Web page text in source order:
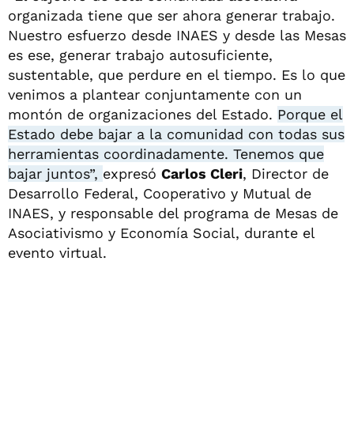
organizada tiene que ser ahora generar trabajo.
Nuestro esfuerzo desde INAES y desde las Mesas
es ese, generar trabajo autosuficiente,
sustentable, que perdure en el tiempo. Es lo que
venimos a plantear conjuntamente con un
montón de organizaciones del Estado. Porque el
Estado debe bajar a la comunidad con todas sus
herramientas coordinadamente. Tenemos que
bajar juntos”, expresó Carlos Cleri, Director de
Desarrollo Federal, Cooperativo y Mutual de
INAES, y responsable del programa de Mesas de
Asociativismo y Economía Social, durante el
evento virtual.